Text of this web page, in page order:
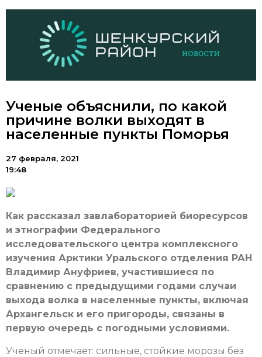
Ученые объяснили, по какой
причине волки выходят в
населенные пункты Поморья
27 февраля, 2021
19:48
Как рассказал завлабораторией биоресурсов
и этнографии Федерального
исследовательского центра комплексного
изучения Арктики Уральского отделения РАН
Владимир Ануфриев, участившиеся по
сравнению с предыдущими годами случаи
выхода волка в населенные пункты, включая
Архангельск и его пригороды, связаны в
первую очередь с погодными условиями.
Ученый отмечает: сильные, стойкие морозы без